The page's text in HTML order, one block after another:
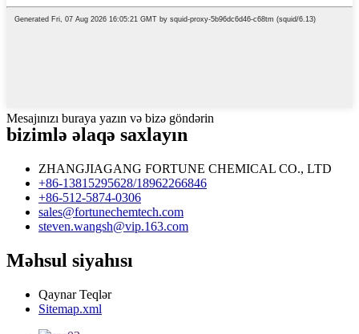
Mesajınızı buraya yazın və bizə göndərin
bizimlə əlaqə saxlayın
ZHANGJIAGANG FORTUNE CHEMICAL CO., LTD
+86-13815295628/18962266846
+86-512-5874-0306
sales@fortunechemtech.com
steven.wangsh@vip.163.com
Məhsul siyahısı
Qaynar Teqlər
Sitemap.xml